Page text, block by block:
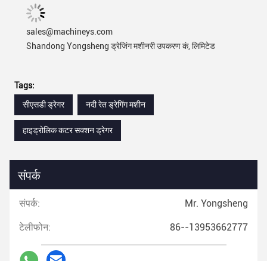
sales@machineys.com
Shandong Yongsheng ड्रेजिंग मशीनरी उपकरण कं, लिमिटेड
Tags:
सीएसडी ड्रेगर
नदी रेत ड्रेगिंग मशीन
हाइड्रोलिक कटर सक्शन ड्रेगर
संपर्क
संपर्क: Mr. Yongsheng
टेलीफोन: 86--13953662777